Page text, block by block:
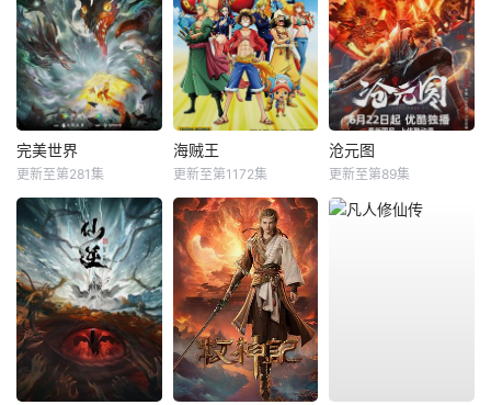
完美世界
更新至第281集
海贼王
更新至第1172集
沧元图
更新至第89集